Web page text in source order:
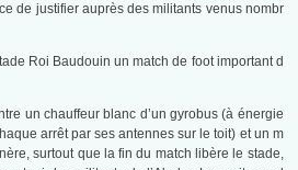
de justifier auprès des militants venus nombr
Roi Baudouin un match de foot important d
un chauffeur blanc d’un gyrobus (à énergie
arrêt par ses antennes sur le toit) et un m
surtout que la fin du match libère le stade,